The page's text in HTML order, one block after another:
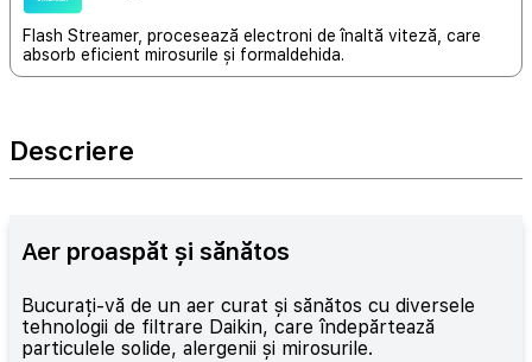
Flash Streamer, procesează electroni de înaltă viteză, care
absorb eficient mirosurile și formaldehida.
Descriere
Aer proaspăt și sănătos
Bucurați-vă de un aer curat și sănătos cu diversele
tehnologii de filtrare Daikin, care îndepărtează
particulele solide, alergenii și mirosurile.